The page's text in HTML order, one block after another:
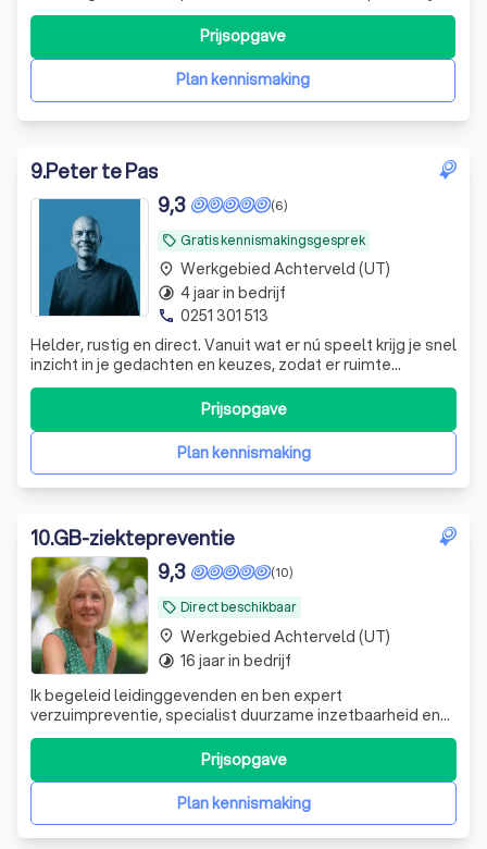
ons in de praktijk kan je terecht met onder andere een
burn out, angststoornis, verslaving, eetstoornis, re-
integratie of omdat je niet lekker in je vel zit. Eigenlijk kan
iedereen bij ons te
Plan kennismaking
Prijsopgave
9.Peter te Pas
local_offer Gratis kennismakingsgesprek
(6)
9,3
Helder, rustig en direct. Vanuit wat er nú speelt krijg je snel
inzicht in je gedachten en keuzes, zodat er ruimte
ontstaat voor stappen die bij je passen.
Plan kennismaking
Prijsopgave
place Werkgebied Achterveld (UT)
timelapse 4 jaar in bedrijf
phone 0251 301 513
10.GB-ziektepreventie
local_offer Direct beschikbaar
(10)
9,3
Ik begeleid leidinggevenden en ben expert
verzuimpreventie, specialist duurzame inzetbaarheid en
trainer effectieve verzuimgesprekken. Ik help je bij de kern
te komen van wat er speelt en nodig is.
Plan kennismaking
Prijsopgave
place Werkgebied Achterveld (UT)
timelapse 16 jaar in bedrijf